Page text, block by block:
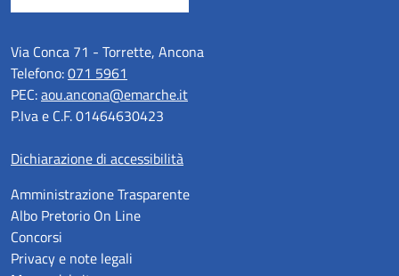
Via Conca 71 - Torrette, Ancona
Telefono:071 5961
PEC:aou.ancona@emarche.it
P.Iva e C.F. 01464630423
Dichiarazione di accessibilità
Amministrazione Trasparente
Albo Pretorio On Line
Concorsi
Privacy e note legali